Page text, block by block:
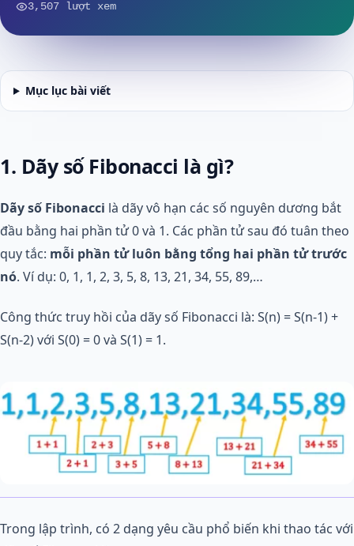
3,507 lượt xem
Mục lục bài viết
1. Dãy số Fibonacci là gì?
Dãy số Fibonacci là dãy vô hạn các số nguyên dương bắt
đầu bằng hai phần tử 0 và 1. Các phần tử sau đó tuân theo
quy tắc: mỗi phần tử luôn bằng tổng hai phần tử trước
nó. Ví dụ: 0, 1, 1, 2, 3, 5, 8, 13, 21, 34, 55, 89,…
Công thức truy hồi của dãy số Fibonacci là: S(n) = S(n-1) +
S(n-2) với S(0) = 0 và S(1) = 1.
Trong lập trình, có 2 dạng yêu cầu phổ biến khi thao tác với